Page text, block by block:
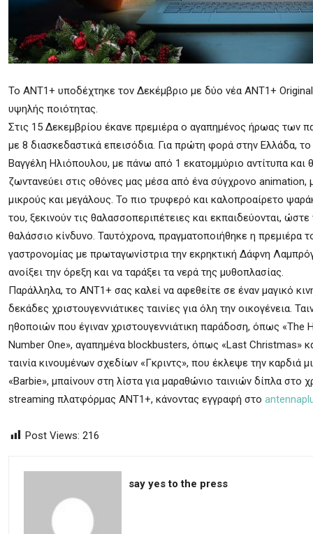
To ANT1+ υποδέχτηκε τον Δεκέμβριο με δύο νέα ΑΝΤ1+
υψηλής ποιότητας.
Στις 15 Δεκεμβρίου έκανε πρεμιέρα ο αγαπημένος ήρωας των
με 8 διασκεδαστικά επεισόδια. Για πρώτη φορά στην Ελλάδα,
Βαγγέλη Ηλιόπουλου, με πάνω από 1 εκατομμύριο αντίτυπα και
ζωντανεύει στις οθόνες μας μέσα από ένα σύγχρονο animation,
μικρούς και μεγάλους. Το πιο τρυφερό και καλοπροαίρετο
του, ξεκινούν τις θαλασσοπεριπέτειες και εκπαιδεύονται,
θαλάσσιο κίνδυνο. Ταυτόχρονα, πραγματοποιήθηκε η
γαστρονομίας με πρωταγωνίστρια την εκρηκτική Δάφνη
ανοίξει την όρεξη και να ταράξει τα νερά της μυθοπλασίας.
Παράλληλα, το ΑΝΤ1+ σας καλεί να αφεθείτε σε έναν μαγικό
δεκάδες χριστουγεννιάτικες ταινίες για όλη την οικογένεια.
ηθοποιών που έγιναν χριστουγεννιάτικη παράδοση, όπως «The
Number One», αγαπημένα blockbusters, όπως «Last Christmas»
ταινία κινουμένων σχεδίων «Γκριντς», που έκλεψε την καρδιά
«Barbie», μπαίνουν στη λίστα για μαραθώνιο ταινιών δίπλα
streaming πλατφόρμας ΑΝΤ1+, κάνοντας εγγραφή στο
Post Views: 216
say yes to the press